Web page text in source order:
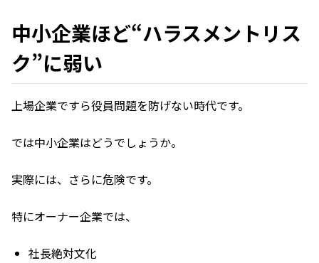
中小企業ほど“ハラスメントリス
ク”に弱い
上場企業ですら役員問題を防げない時代です。
では中小企業はどうでしょうか。
実際には、さらに危険です。
特にオーナー企業では、
社長絶対文化